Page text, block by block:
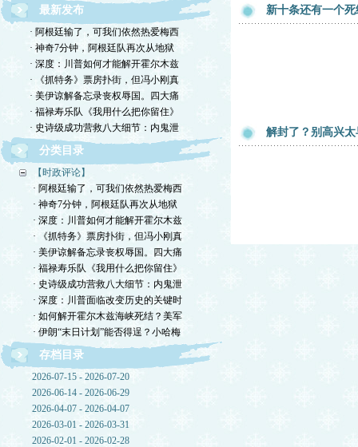
最新发布
· 阿根廷输了，可我们依然热爱梅西
· 神奇7分钟，阿根廷队再次从地狱
· 深度：川普如何才能解开霍尔木兹
· 《抓特务》票房扑街，但冯小刚真
· 美伊谅解备忘录丧权辱国。四大痛
· 福禄寿乐队《我用什么把你留住》
· 史诗级成功营救八大细节：内鬼泄
分类目录
【时政评论】
· 阿根廷输了，可我们依然热爱梅西
· 神奇7分钟，阿根廷队再次从地狱
· 深度：川普如何才能解开霍尔木兹
· 《抓特务》票房扑街，但冯小刚真
· 美伊谅解备忘录丧权辱国。四大痛
· 福禄寿乐队《我用什么把你留住》
· 史诗级成功营救八大细节：内鬼泄
· 深度：川普面临改变历史的关键时
· 如何解开霍尔木兹海峡死结？美军
· 伊朗“末日计划”能否得逞？小哈梅
存档目录
2026-07-15 - 2026-07-20
2026-06-14 - 2026-06-29
2026-04-07 - 2026-04-07
2026-03-01 - 2026-03-31
2026-02-01 - 2026-02-28
新十条还有一个
解封了？别高兴